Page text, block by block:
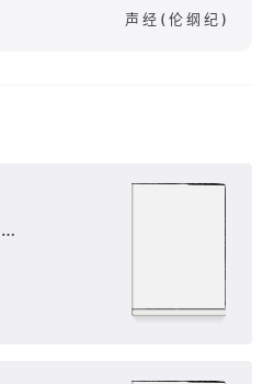
声经(伦纲纪)